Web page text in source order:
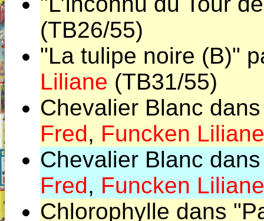
(TB26/55)
"La tulipe noire (B)"
Liliane (TB31/55)
Chevalier Blanc
Fred, Funcken Liliane
Chevalier Blanc
Fred, Funcken Liliane
Chlorophylle dans